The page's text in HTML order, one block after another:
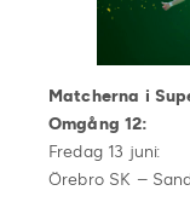
Matcherna i
Omgång 12:
Fredag 13 juni:
Örebro SK –